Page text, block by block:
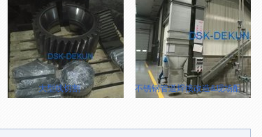
大型线切割 不锈钢管道焊接改造&现场配管制作